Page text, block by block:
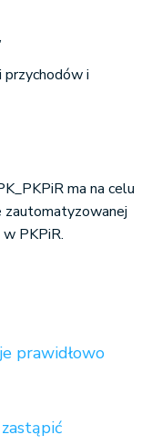
i
ma na celu
PKPiR.
prawidłowo